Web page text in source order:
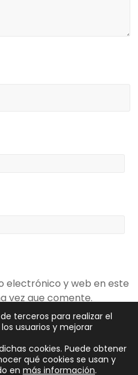
electrónico y web en este
vez que comente.
terceros para realizar el
usuarios y mejorar
cookies. Puede obtener
qué cookies se usan y
en más información.